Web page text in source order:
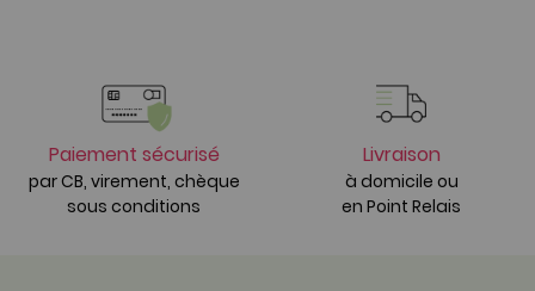
Paiement sécurisé
par CB, virement, chèque
sous conditions
Livraison
à domicile ou
en Point Relais